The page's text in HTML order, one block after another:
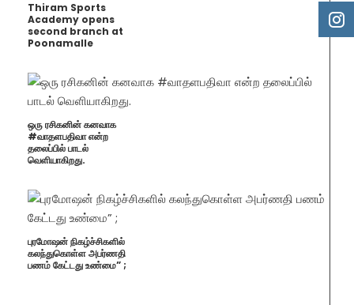
Thiram Sports
Academy opens
second branch at
Poonamalle
ஒரு ரசிகனின் கனவாக
#வாதளபதிவா என்ற
தலைப்பில் பாடல்
வெளியாகிறது.
புரமோஷன் நிகழ்ச்சிகளில்
கலந்துகொள்ள அபர்ணதி
பணம் கேட்டது உண்மை” ;